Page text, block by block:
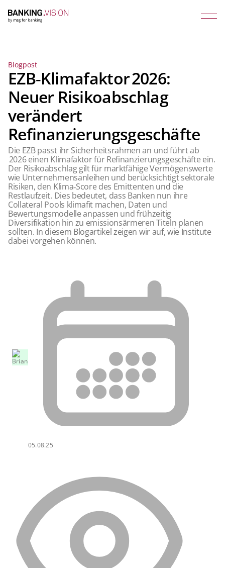
Blogpost
EZB‑Klimafaktor 2026:
Neuer Risikoabschlag
verändert
Refinanzierungsgeschäfte
Die EZB passt ihr Sicherheitsrahmen an und führt ab
2026 einen Klimafaktor für Refinanzierungsgeschäfte ein.
Der Risikoabschlag gilt für marktfähige Vermögenswerte
wie Unternehmensanleihen und berücksichtigt sektorale
Risiken, den Klima‑Score des Emittenten und die
Restlaufzeit. Dies bedeutet, dass Banken nun ihre
Collateral Pools klimafit machen, Daten und
Bewertungsmodelle anpassen und frühzeitig
Diversifikation hin zu emissionsärmeren Titeln planen
sollten. In diesem Blogartikel zeigen wir auf, wie Institute
dabei vorgehen können.
05.08.25